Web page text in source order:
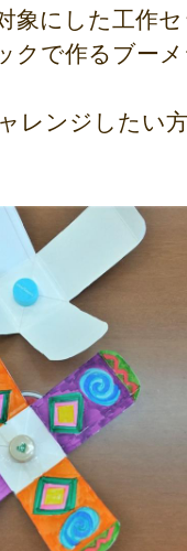
象にした工作
クで作るブー
レンジしたい